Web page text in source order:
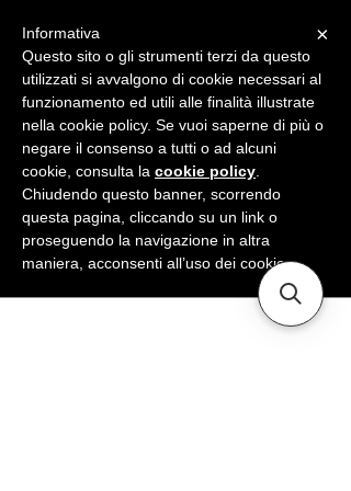
ME
NU
×
Informativa
Questo sito o gli strumenti terzi da questo
utilizzati si avvalgono di cookie necessari al
funzionamento ed utili alle finalità illustrate
nella cookie policy. Se vuoi saperne di più o
negare il consenso a tutti o ad alcuni
cookie, consulta la cookie policy
Chiudendo questo banner, scorrendo
questa pagina, cliccando su un link o
proseguendo la navigazione in altra
maniera, acconsenti all’uso dei cookie.